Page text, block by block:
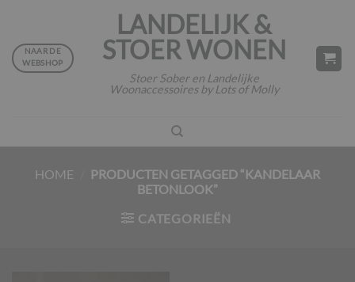
inhoud
LANDELIJK &
STOER WONEN
Stoer Sober en Landelijke
Woonaccessoires by Lots of Molly
NAAR DE
WEBSHOP
HOME
PRODUCTEN GETAGGED “KANDELAAR
BETONLOOK”
CATEGORIEËN